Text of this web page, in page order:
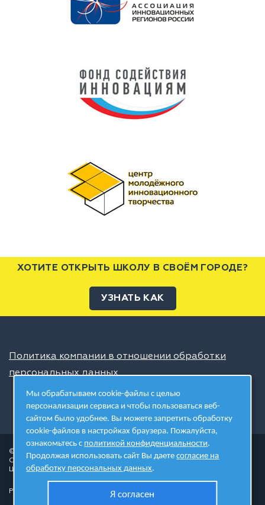
ХОТИТЕ ОТКРЫТЬ ШКОЛУ В СВОЁМ ГОРОДЕ?
УЗНАТЬ КАК
Политика компании в отношении обработки
персональных данных
© 2026 ШЦТ
Сеть центров молодёжного инновационного творчества
Школа цифровых технологий
Разработано в студии
Мы обрабатываем cookie-файлы с целью
персонализации сервиса и чтобы пользоваться веб-
сайтом было удобнее. Вы можете запретить обработку
cookie-файлов в настройках браузера. Пожалуйста,
ознакомьтесь с политикой конфиденциальности.
Продолжая использовать сайт Вы даетесогласие на
обработку персональных данных.
Я согласен